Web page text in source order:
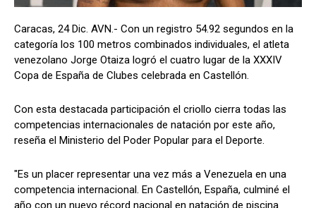
Caracas, 24 Dic. AVN.- Con un registro 54.92 segundos en la
categoría los 100 metros combinados individuales, el atleta
venezolano Jorge Otaiza logró el cuatro lugar de la XXXIV
Copa de España de Clubes celebrada en Castellón.
Con esta destacada participación el criollo cierra todas las
competencias internacionales de natación por este año,
reseña el Ministerio del Poder Popular para el Deporte.
"Es un placer representar una vez más a Venezuela en una
competencia internacional. En Castellón, España, culminé el
año con un nuevo récord nacional en natación de piscina